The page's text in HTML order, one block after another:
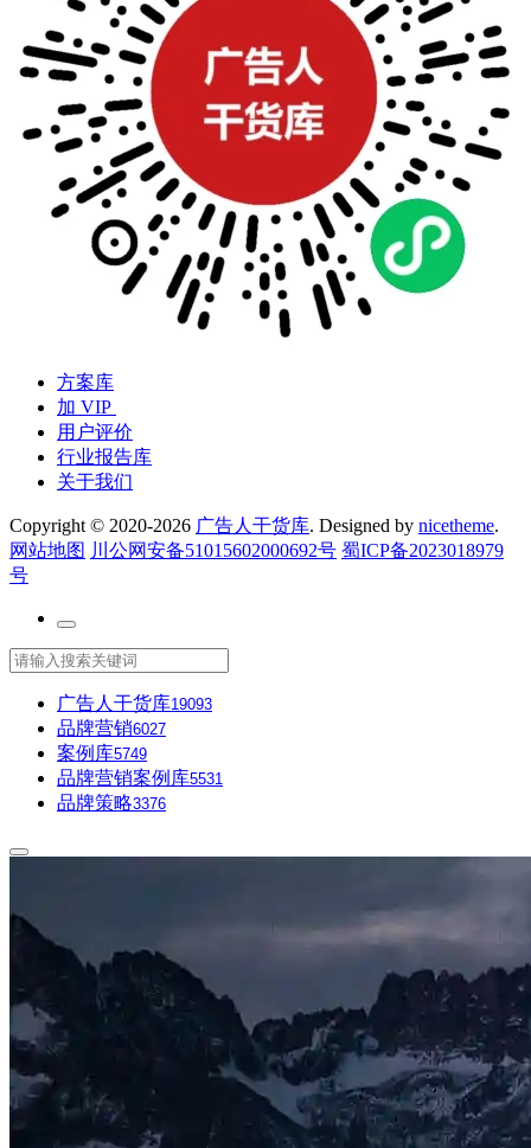
方案库
加 VIP
用户评价
行业报告库
关于我们
Copyright © 2020-2026 广告人干货库. Designed by nicetheme.
网站地图 川公网安备51015602000692号 蜀ICP备2023018979
号
广告人干货库19093
品牌营销6027
案例库5749
品牌营销案例库5531
品牌策略3376